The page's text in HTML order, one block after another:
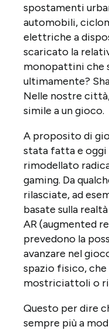
spostamenti
automobili,
elettriche a
scaricato la
monopattini che
ultimamente?
Nelle nostre
simile a un gioco.
A proposito di
stata fatta e oggi
rimodellato
gaming. Da
rilasciate, ad
basate sulla
AR (augmented
prevedono la
avanzare nel
spazio fisico,
mostriciattoli o
Questo per dire
sempre più a